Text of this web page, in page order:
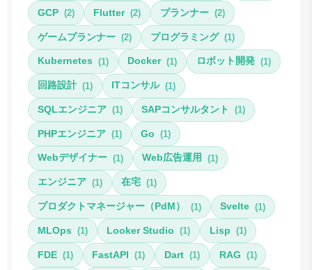
GCP (2) Flutter (2) プランナー (2)
ゲームプランナー (2) プログラミング (1)
Kubernetes (1) Docker (1) ロボット開発 (1)
回路設計 (1) ITコンサル (1)
SQLエンジニア (1) SAPコンサルタント (1)
PHPエンジニア (1) Go (1)
Webデザイナー (1) Web広告運用 (1)
エンジニア (1) 在宅 (1)
プロダクトマネージャー（PdM） (1) Svelte (1)
MLOps (1) Looker Studio (1) Lisp (1)
FDE (1) FastAPI (1) Dart (1) RAG (1)